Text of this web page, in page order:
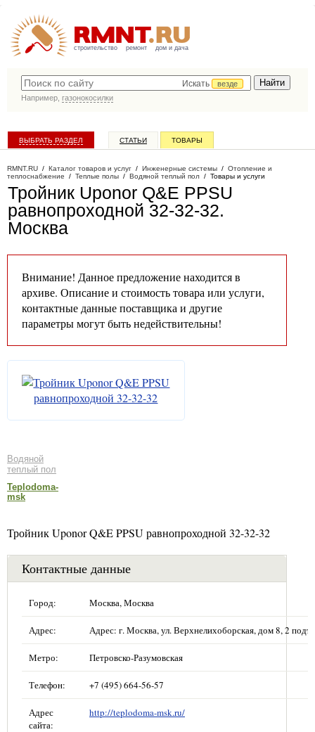
строительство ремонт дом и дача
Искать
везде
Например, газонокосилки
ВЫБРАТЬ РАЗДЕЛ СТАТЬИ ТОВАРЫ
RMNT.RU / Каталог товаров и услуг / Инженерные системы / Отопление и
теплоснабжение / Теплые полы / Водяной теплый пол / Товары и услуги
Тройник Uponor Q&E PPSU
равнопроходной 32-32-32.
Москва
Внимание! Данное предложение находится в
архиве. Описание и стоимость товара или услуги,
контактные данные поставщика и другие
параметры могут быть недействительны!
Водяной
теплый пол
Teplodoma-
msk
Тройник Uponor Q&E PPSU равнопроходной 32-32-32
Контактные данные
Город: Москва, Москва
Адрес: Адрес: г. Москва, ул. Верхнелихоборская, дом 8, 2
Метро: Петровско-Разумовская
Телефон: +7 (495) 664-56-57
Адрес
сайта:
http://teplodoma-msk.ru/